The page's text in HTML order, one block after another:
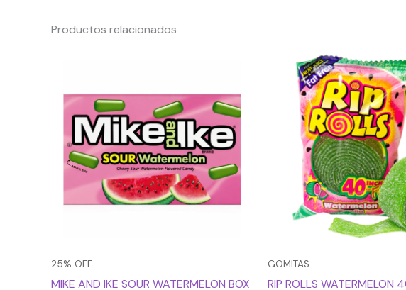
Productos relacionados
25% OFF
MIKE AND IKE SOUR WATERMELON BOX
era:
$3.990.
es:
$2.993.
GOMITAS
RIP ROLLS WATERMELON